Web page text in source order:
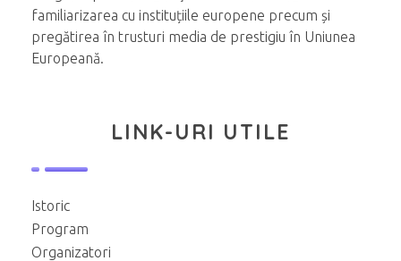
familiarizarea cu instituțiile europene precum și
pregătirea în trusturi media de prestigiu în Uniunea
Europeană.
LINK-URI UTILE
Istoric
Program
Organizatori